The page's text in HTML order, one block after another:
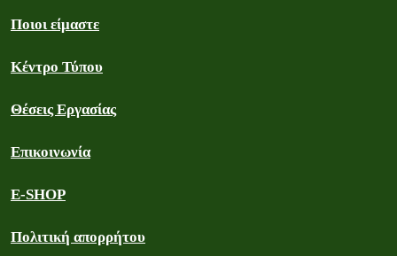
Ποιοι είμαστε
Κέντρο Τύπου
Θέσεις Εργασίας
Επικοινωνία
E-SHOP
Πολιτική απορρήτου